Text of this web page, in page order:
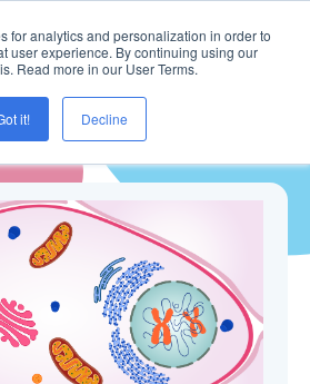
for analytics and personalization in order to
user experience. By continuing using our
Read more in our User Terms.
it! Decline
( Skapande )